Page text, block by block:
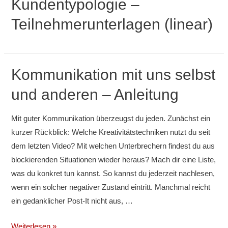
Kundentypologie –
Teilnehmerunterlagen (linear)
Kommunikation mit uns selbst
und anderen – Anleitung
Mit guter Kommunikation überzeugst du jeden. Zunächst ein
kurzer Rückblick: Welche Kreativitätstechniken nutzt du seit
dem letzten Video? Mit welchen Unterbrechern findest du aus
blockierenden Situationen wieder heraus? Mach dir eine Liste,
was du konkret tun kannst. So kannst du jederzeit nachlesen,
wenn ein solcher negativer Zustand eintritt. Manchmal reicht
ein gedanklicher Post-It nicht aus, …
Kommunikation